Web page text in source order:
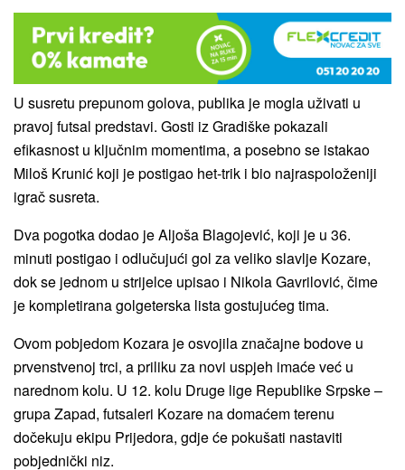
U susretu prepunom golova, publika je mogla uživati u
pravoj futsal predstavi. Gosti iz Gradiške pokazali
efikasnost u ključnim momentima, a posebno se istakao
Miloš Krunić koji je postigao het-trik i bio najraspoloženiji
igrač susreta.
Dva pogotka dodao je Aljoša Blagojević, koji je u 36.
minuti postigao i odlučujući gol za veliko slavlje Kozare,
dok se jednom u strijelce upisao i Nikola Gavrilović, čime
je kompletirana golgeterska lista gostujućeg tima.
Ovom pobjedom Kozara je osvojila značajne bodove u
prvenstvenoj trci, a priliku za novi uspjeh imaće već u
narednom kolu. U 12. kolu Druge lige Republike Srpske –
grupa Zapad, futsaleri Kozare na domaćem terenu
dočekuju ekipu Prijedora, gdje će pokušati nastaviti
pobjednički niz.